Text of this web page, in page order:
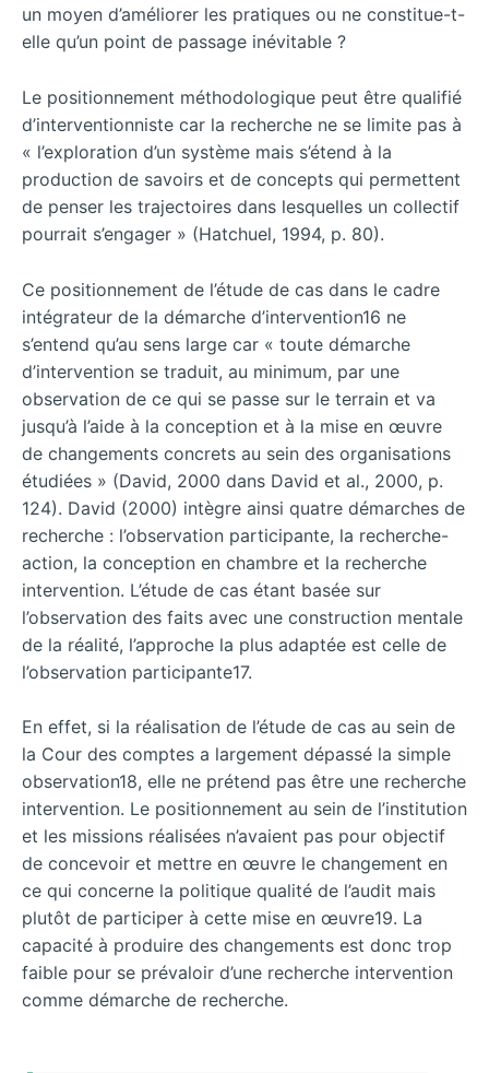
un moyen d’améliorer les pratiques ou ne constitue-t-
elle qu’un point de passage inévitable ?
Le positionnement méthodologique peut être qualifié
d’interventionniste car la recherche ne se limite pas à
« l’exploration d’un système mais s’étend à la
production de savoirs et de concepts qui permettent
de penser les trajectoires dans lesquelles un collectif
pourrait s’engager » (Hatchuel, 1994, p. 80).
Ce positionnement de l’étude de cas dans le cadre
intégrateur de la démarche d’intervention16 ne
s’entend qu’au sens large car « toute démarche
d’intervention se traduit, au minimum, par une
observation de ce qui se passe sur le terrain et va
jusqu’à l’aide à la conception et à la mise en œuvre
de changements concrets au sein des organisations
étudiées » (David, 2000 dans David et al., 2000, p.
124). David (2000) intègre ainsi quatre démarches de
recherche : l’observation participante, la recherche-
action, la conception en chambre et la recherche
intervention. L’étude de cas étant basée sur
l’observation des faits avec une construction mentale
de la réalité, l’approche la plus adaptée est celle de
l’observation participante17.
En effet, si la réalisation de l’étude de cas au sein de
la Cour des comptes a largement dépassé la simple
observation18, elle ne prétend pas être une recherche
intervention. Le positionnement au sein de l’institution
et les missions réalisées n’avaient pas pour objectif
de concevoir et mettre en œuvre le changement en
ce qui concerne la politique qualité de l’audit mais
plutôt de participer à cette mise en œuvre19. La
capacité à produire des changements est donc trop
faible pour se prévaloir d’une recherche intervention
comme démarche de recherche.